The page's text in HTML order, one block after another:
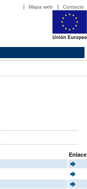
Mapa web Contacto
Enlace